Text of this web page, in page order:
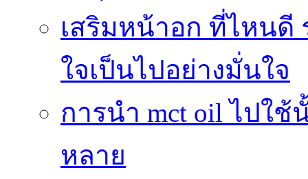
เสริมหน้าอก ที่ไหนดี
ใจเป็นไปอย่างมั่นใจ
การนำ mct oil ไปใ
หลาย